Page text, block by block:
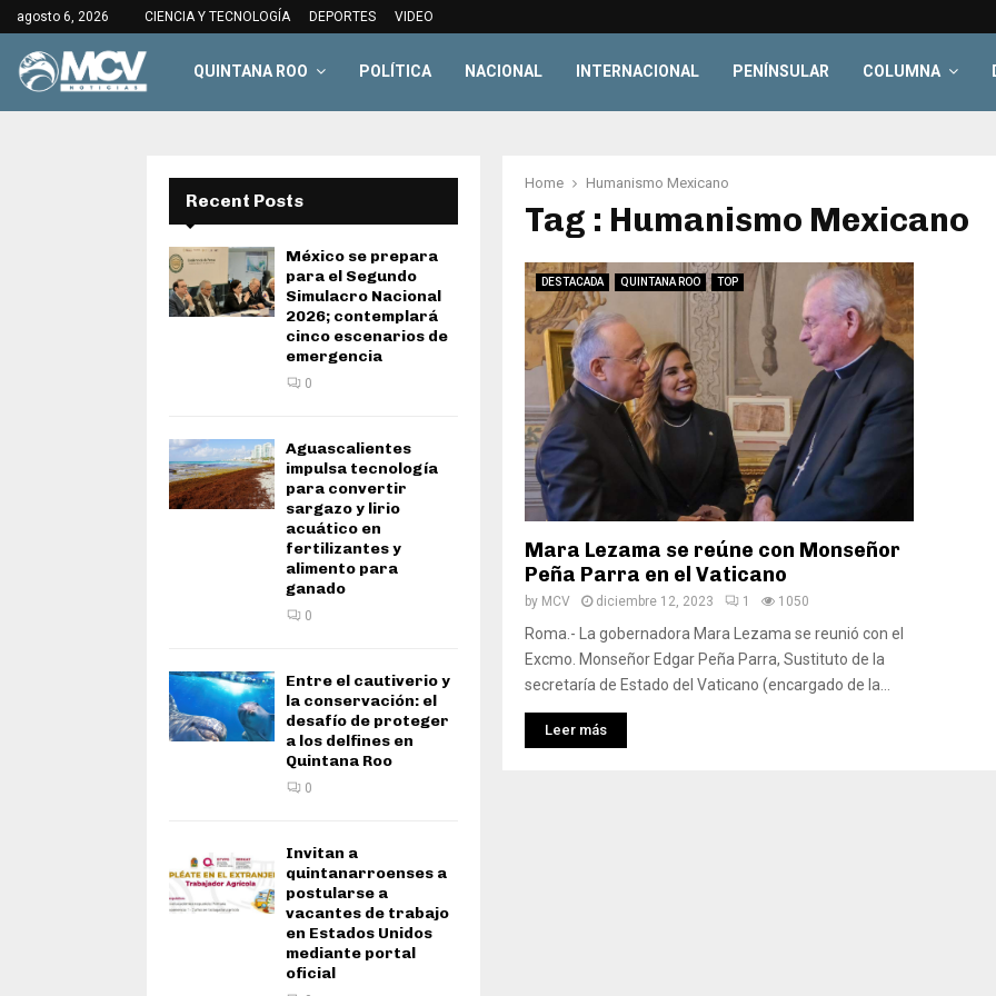
agosto 6, 2026 CIENCIA Y TECNOLOGÍA DEPORTES VIDEO
QUINTANA ROO POLÍTICA NACIONAL INTERNACIONAL PENÍNSULAR COLUMNA
Home Humanismo Mexicano
Tag : Humanismo Mexicano
DESTACADA QUINTANA ROO TOP
Mara Lezama se reúne con Monseñor
Peña Parra en el Vaticano
by MCV diciembre 12, 2023 1 1050
Roma.- La gobernadora Mara Lezama se reunió con el
Excmo. Monseñor Edgar Peña Parra, Sustituto de la
secretaría de Estado del Vaticano (encargado de la...
Leer más
Recent Posts
México se prepara
para el Segundo
Simulacro Nacional
2026; contemplará
cinco escenarios de
emergencia
0
Aguascalientes
impulsa tecnología
para convertir
sargazo y lirio
acuático en
fertilizantes y
alimento para
ganado
0
Entre el cautiverio y
la conservación: el
desafío de proteger
a los delfines en
Quintana Roo
0
Invitan a
quintanarroenses a
postularse a
vacantes de trabajo
en Estados Unidos
mediante portal
oficial